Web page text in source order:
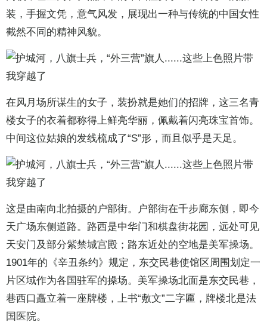
装，手握文凭，意气风发，展现出一种与传统的中国女性
截然不同的精神风貌。
在风月场所谋生的女子，装扮就是她们的招牌，这三名青
楼女子的衣着都称得上鲜亮华丽，佩戴着闪亮珠宝首饰。
中间这位姑娘的发线梳成了“S”形，而且似乎是天足。
这是由南向北拍摄的户部街。户部街在千步廊东侧，即今
天广场东侧道路。路西是中华门和棋盘街花园，远处可见
天安门及部分紫禁城宫殿；路东近处的空地是美军操场。
1901年的《辛丑条约》规定，东交民巷使馆区周围划定一
片区域作为各国驻军的操场。美军操场北面是东交民巷，
巷西口矗立着一座牌楼，上书“敷文”二字匾，牌楼北是法
国医院。